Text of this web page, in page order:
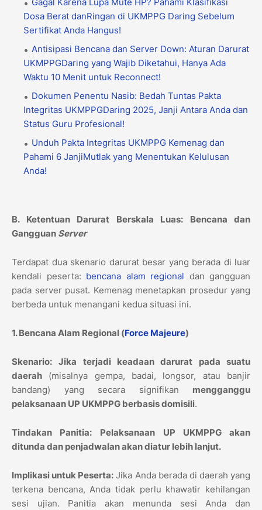
Dosa Berat danRingan di UKMPPG Daring Sebelum
Sertifikat Anda Hangus!
Antisipasi Bencana dan Server Down: Aturan Darurat
UKMPPGDaring yang Wajib Diketahui, Hanya Ada
Waktu 10 Menit untuk Reconnect!
Dokumen Penentu Nasib: Bedah Tuntas Pakta
Integritas UKMPPGDaring 2025, Janji Antara Anda dan
Status Guru Profesional!
Unduh Pakta Integritas UKMPPG Kemenag dan
Pahami 6 JanjiMutlak yang Menentukan Kelulusan
Anda!
B. Ketentuan Darurat Berskala Luas: Bencana dan
Gangguan Server
Terdapat dua skenario darurat besar yang berada di luar
kendali peserta: bencana alam regional dan gangguan
pada server pusat. Kemenag menetapkan prosedur yang
berbeda untuk menangani kedua situasi ini.
1. Bencana Alam Regional (Force Majeure)
Skenario: Jika terjadi keadaan darurat pada suatu
daerah (misalnya gempa, badai, longsor, atau banjir
bandang) yang secara signifikan mengganggu
pelaksanaan UP UKMPPG berbasis domisili.
Tindakan Panitia:
Pelaksanaan UP UKMPPG akan
ditunda dan penjadwalan akan diatur lebih lanjut.
Implikasi untuk Peserta: Jika Anda berada di daerah yang
terkena bencana, Anda tidak perlu khawatir kehilangan
sesi ujian. Panitia akan menunda sesi Anda dan